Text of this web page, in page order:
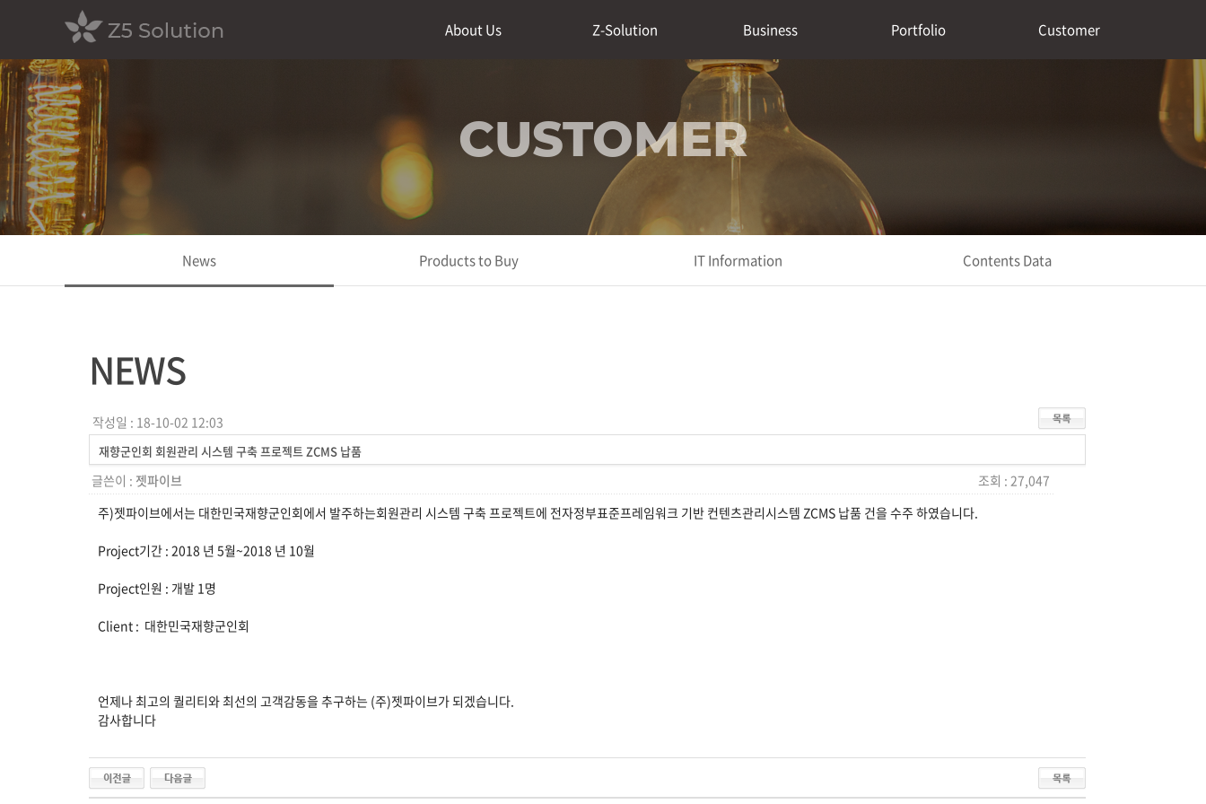
About Us Z-Solution Business Portfolio Customer
CUSTOMER
News Products to Buy IT Information Contents Data
NEWS
작성일 : 18-10-02 12:03
재향군인회 회원관리 시스템 구축 프로젝트 ZCMS 납품
글쓴이 : 젯파이브
조회 : 27,047
주)젯파이브에서는 대한민국재향군인회에서 발주하는회원관리 시스템 구축 프로젝트에 전자정부표준프레임워크 기반 컨텐츠관리시스템 ZCMS 납품 건을 수주 하였습니다.
Project기간 : 2018 년 5월~2018 년 10월
Project인원 : 개발 1명
Client : 대한민국재향군인회
언제나 최고의 퀄리티와 최선의 고객감동을 추구하는 (주)젯파이브가 되겠습니다.
감사합니다